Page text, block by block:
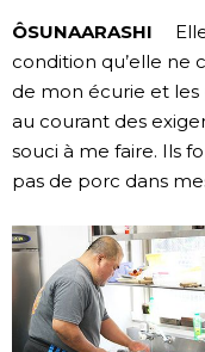
ÔSUNAARASHI Elle
condition qu’elle ne
de mon écurie et les
au courant des
souci à me faire. Ils
pas de porc dans